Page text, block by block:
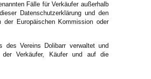
Fälle für Verkäufer außerhalb
Datenschutzerklärung und den
der Europäischen Kommission oder
des Vereins Dolibarr verwaltet und
der Verkäufer, Käufer und auf die